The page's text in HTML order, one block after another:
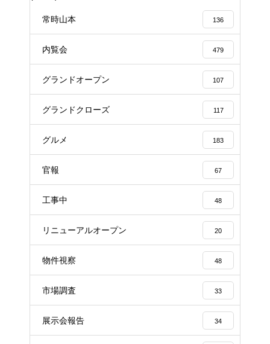
常時山本 136
内覧会 479
グランドオープン 107
グランドクローズ 117
グルメ 183
官報 67
工事中 48
リニューアルオープン 20
物件視察 48
市場調査 33
展示会報告 34